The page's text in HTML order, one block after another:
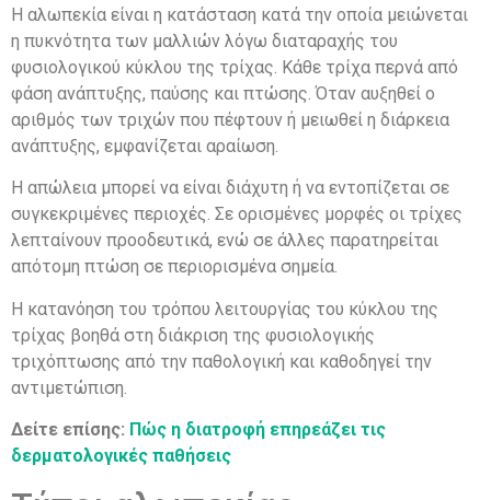
Η αλωπεκία είναι η κατάσταση κατά την οποία μειώνεται
η πυκνότητα των μαλλιών λόγω διαταραχής του
φυσιολογικού κύκλου της τρίχας. Κάθε τρίχα περνά από
φάση ανάπτυξης, παύσης και πτώσης. Όταν αυξηθεί ο
αριθμός των τριχών που πέφτουν ή μειωθεί η διάρκεια
ανάπτυξης, εμφανίζεται αραίωση.
Η απώλεια μπορεί να είναι διάχυτη ή να εντοπίζεται σε
συγκεκριμένες περιοχές. Σε ορισμένες μορφές οι τρίχες
λεπταίνουν προοδευτικά, ενώ σε άλλες παρατηρείται
απότομη πτώση σε περιορισμένα σημεία.
Η κατανόηση του τρόπου λειτουργίας του κύκλου της
τρίχας βοηθά στη διάκριση της φυσιολογικής
τριχόπτωσης από την παθολογική και καθοδηγεί την
αντιμετώπιση.
Δείτε επίσης: Πώς η διατροφή επηρεάζει τις
δερματολογικές παθήσεις